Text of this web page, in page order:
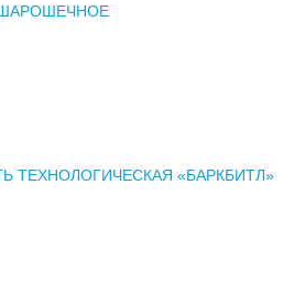
ТЕХНОЛОГИЧЕСКАЯ «БАРКБИТЛ»